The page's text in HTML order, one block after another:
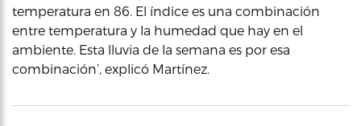
temperatura en 86. El índice es una combinación
entre temperatura y la humedad que hay en el
ambiente. Esta lluvia de la semana es por esa
combinación’, explicó Martínez.